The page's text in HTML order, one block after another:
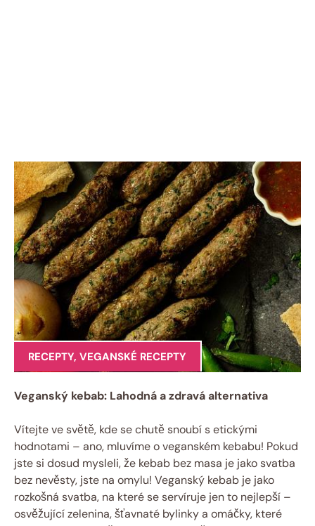
RECEPTY, VEGANSKÉ RECEPTY
Veganský kebab: Lahodná a zdravá alternativa
Vítejte ve světě, kde se chutě snoubí s etickými
hodnotami – ano, mluvíme o veganském kebabu! Pokud
jste si dosud mysleli, že kebab bez masa je jako svatba
bez nevěsty, jste na omylu! Veganský kebab je jako
rozkošná svatba, na které se servíruje jen to nejlepší –
osvěžující zelenina, šťavnaté bylinky a omáčky, které